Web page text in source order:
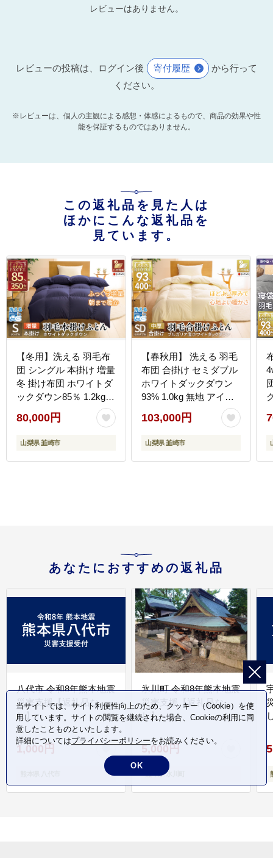
レビューはありません。
レビューの投稿は、ログイン後 寄付履歴
から行って
ください。
※レビューは、個人の主観による感想・体感によるもので、商品の効果や性
能を保証するものではありません。
この返礼品を見た人は
ほかにこんな返礼品を
見ています。
【冬用】洗える 羽毛布
団 シングル 本掛け 増量
冬 掛け布団 ホワイトダ
ックダウン85％ 1.2kg
350dp ネイビー 4つ星
エクセルゴールドラベ
ル 無地 羽毛 布団 羽毛
ンケット 寝具 掛布団 羽
80,000円
山梨県 韮崎市
【春秋用】 洗える 羽毛
布団 合掛け セミダブル
ホワイトダックダウン
93% 1.0kg 無地 アイボ
リー 中厚 春用 秋用 [川
村羽毛 山梨県 韮崎市
20741686] 合い掛け 軽
ドリー 掛け布団 ダウン
103,000円
山梨県 韮崎市
あなたにおすすめの返礼品
八代市 令和8年熊本地震
災害支援【返礼品な
し】
1,000円
氷川町 令和8年熊本地震
災害支援【返礼品な
し】
5,000円
熊本県 氷川町
当サイトでは、サイト利便性向上のため、クッキー（Cookie）を使
用しています。サイトの閲覧を継続された場合、Cookieの利用に同
意したことものといたします。
詳細についてはプライバシーポリシーをお読みください。
OK